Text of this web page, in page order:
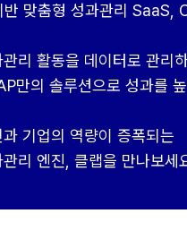
반 맞춤형 성과관리 SaaS,
관리 활동을 데이터로 관리
만의 솔루션으로 성과를
과 기업의 역량이 증폭되는
관리 엔진, 클랩을 만나보세